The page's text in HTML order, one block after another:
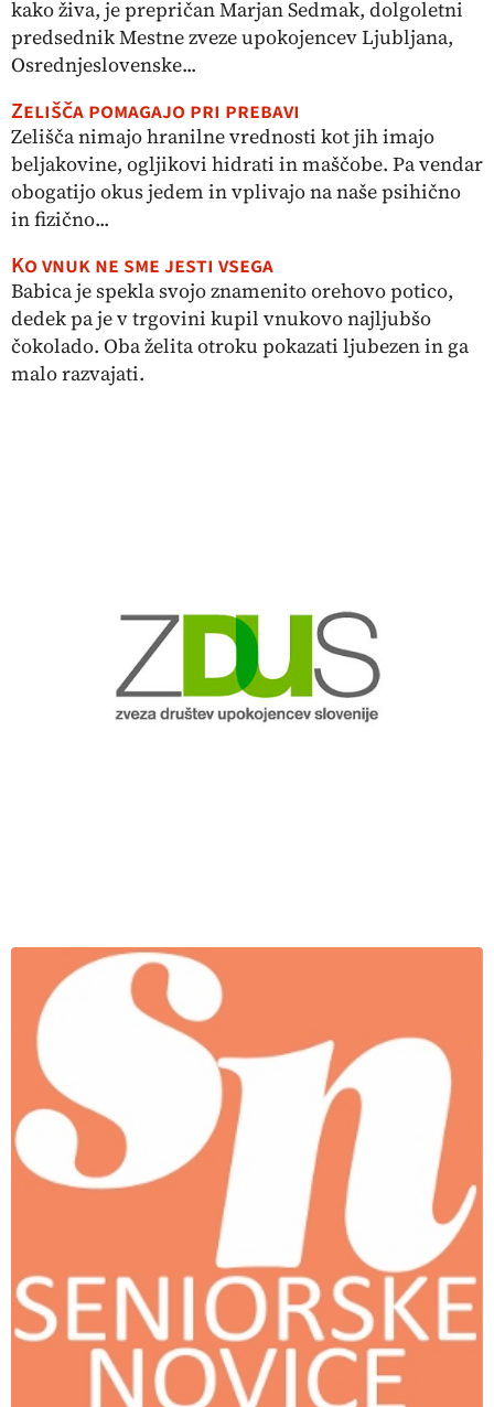
kako živa, je prepričan Marjan Sedmak, dolgoletni
predsednik Mestne zveze upokojencev Ljubljana,
Osrednjeslovenske...
Zelišča pomagajo pri prebavi
Zelišča nimajo hranilne vrednosti kot jih imajo
beljakovine, ogljikovi hidrati in maščobe. Pa vendar
obogatijo okus jedem in vplivajo na naše psihično
in fizično...
Ko vnuk ne sme jesti vsega
Babica je spekla svojo znamenito orehovo potico,
dedek pa je v trgovini kupil vnukovo najljubšo
čokolado. Oba želita otroku pokazati ljubezen in ga
malo razvajati.